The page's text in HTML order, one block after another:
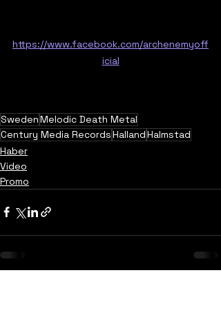
https://www.facebook.com/archenemyoff
icial
SwedenMelodic Death Metal
Century Media RecordsHallandHalmstad
Haber
Video
Promo